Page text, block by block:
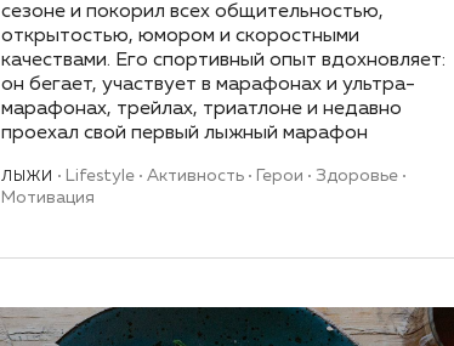
сезоне и покорил всех общительностью,
открытостью, юмором и скоростными
качествами. Его спортивный опыт вдохновляет:
он бегает, участвует в марафонах и ультра-
марафонах, трейлах, триатлоне и недавно
проехал свой первый лыжный марафон
ЛЫЖИ Lifestyle Активность Герои
Здоровье
Мотивация